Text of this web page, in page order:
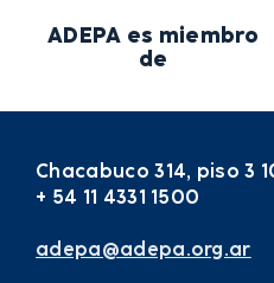
ADEPA es miembro
de
Chacabuco 314, piso 3
+ 54 11 4331 1500
adepa@adepa.org.ar